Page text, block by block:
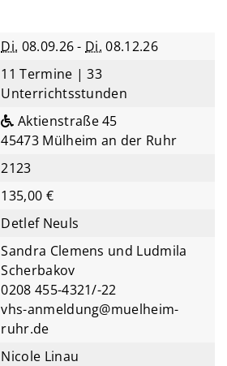
Di. 08.09.26 - Di. 08.12.26
11 Termine | 33
Unterrichtsstunden
Aktienstraße 45
45473 Mülheim an der Ruhr
2123
135,00 €
Detlef Neuls
Sandra Clemens und Ludmila
Scherbakov
0208 455-4321/-22
vhs-anmeldung@muelheim-
ruhr.de
Nicole Linau